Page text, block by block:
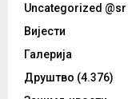
Uncategorized @sr
Вијести
Галерија
Друштво (4.376)